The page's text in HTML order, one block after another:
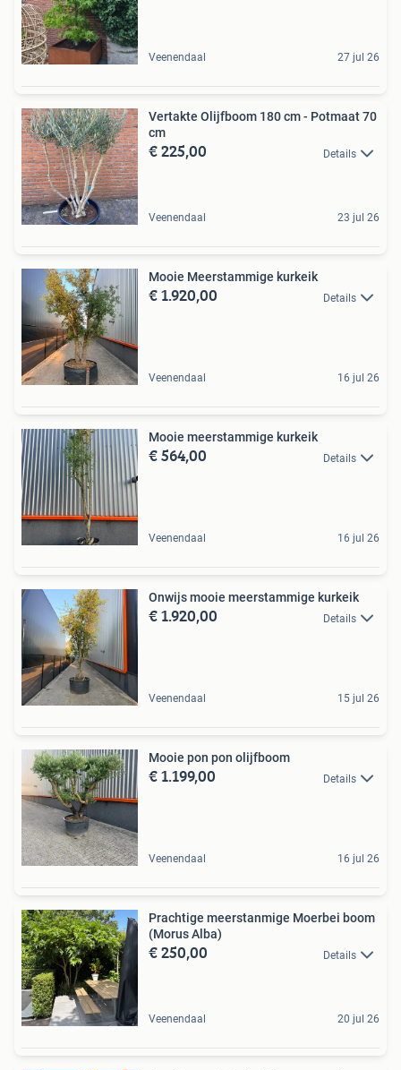
Veenendaal 27 jul 26
Vertakte Olijfboom 180 cm - Potmaat 70
cm
€ 225,00 Details
Veenendaal 23 jul 26
Mooie Meerstammige kurkeik
€ 1.920,00 Details
Veenendaal 16 jul 26
Mooie meerstammige kurkeik
€ 564,00 Details
Veenendaal 16 jul 26
Onwijs mooie meerstammige kurkeik
€ 1.920,00 Details
Veenendaal 15 jul 26
Mooie pon pon olijfboom
€ 1.199,00 Details
Veenendaal 16 jul 26
Prachtige meerstanmige Moerbei boom
(Morus Alba)
€ 250,00 Details
Veenendaal 20 jul 26